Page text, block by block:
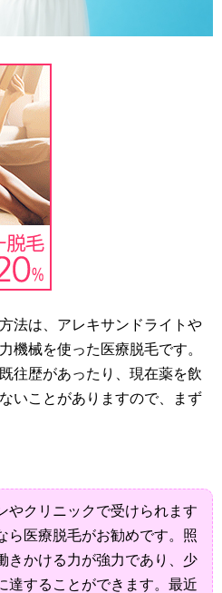
法は、アレキサンドライトや
機械を使った医療脱毛です。
往歴があったり、現在薬を飲
いことがありますので、まず
やクリニックで受けられます
ら医療脱毛がお勧めです。照
きかける力が強力であり、少
達することができます。最近